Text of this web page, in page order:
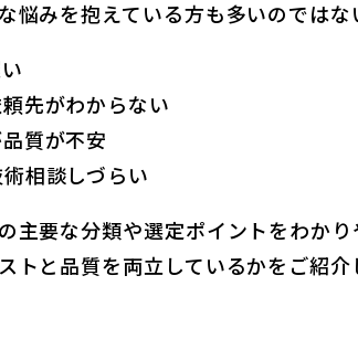
悩みを抱えている方も多いのではな
先がわからない
質が不安
相談しづらい
主要な分類や選定ポイントをわか
トと品質を両立しているかをご紹介